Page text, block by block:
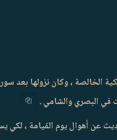
الخالصة ، وكان نزولها بعد
في البصري والشامي .
أهوال يوم القيامة ، لكي